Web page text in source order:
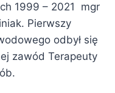
1999 – 2021 mgr
Pierwszy
odbył się
zawód Terapeuty